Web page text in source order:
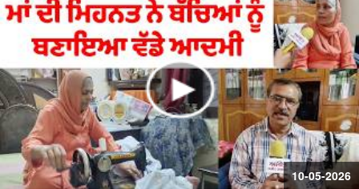
10-05-2026